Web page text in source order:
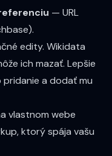
— URL
edity. Wikidata
ich mazať. Lepšie
a dodať mu
vlastnom webe
ktorý spája vašu